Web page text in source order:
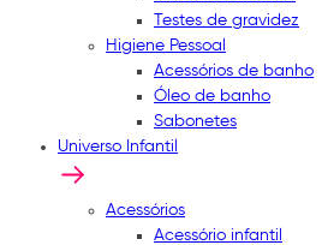
Testes de gravidez
Higiene Pessoal
Acessórios de banho
Óleo de banho
Sabonetes
Universo Infantil
Acessórios
Acessório infantil